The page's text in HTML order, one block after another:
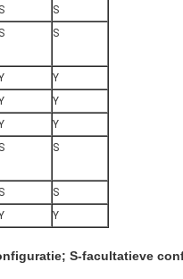
S
S
S S
Y
Y
Y
S S
S
S
Y
S-facultatieve